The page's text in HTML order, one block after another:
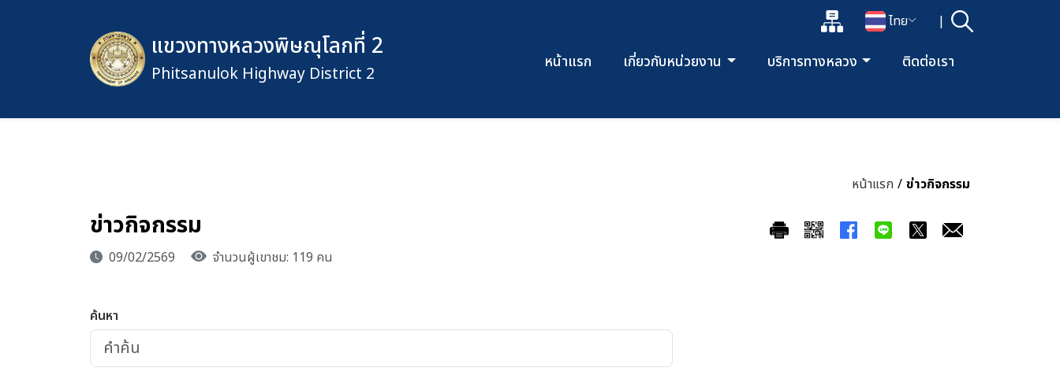
แผนผังเว็บไซต์
เปลี่ยนภาษา
ไทย | ค้นหา
เปิดกล่องค้นหาข้อมูลหลักของเว็บไซต์
แขวงทางหลวงพิษณุโลกที่ 2
Phitsanulok Highway District 2
หน้าแรก เกี่ยวกับหน่วยงาน บริการทางหลวง ติดต่อเรา
หน้าแรก / ข่าวกิจกรรม
ข่าวกิจกรรม
09/02/2569 จำนวนผู้เขาชม: 119 คน
ค้นหา